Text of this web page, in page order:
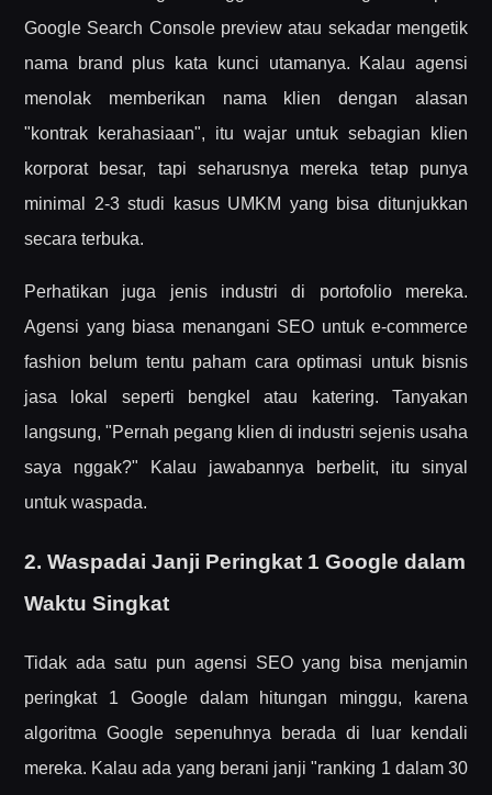
Google Search Console preview atau sekadar mengetik
nama brand plus kata kunci utamanya. Kalau agensi
menolak memberikan nama klien dengan alasan
"kontrak kerahasiaan", itu wajar untuk sebagian klien
korporat besar, tapi seharusnya mereka tetap punya
minimal 2-3 studi kasus UMKM yang bisa ditunjukkan
secara terbuka.
Perhatikan juga jenis industri di portofolio mereka.
Agensi yang biasa menangani SEO untuk e-commerce
fashion belum tentu paham cara optimasi untuk bisnis
jasa lokal seperti bengkel atau katering. Tanyakan
langsung, "Pernah pegang klien di industri sejenis usaha
saya nggak?" Kalau jawabannya berbelit, itu sinyal
untuk waspada.
2. Waspadai Janji Peringkat 1 Google dalam
Waktu Singkat
Tidak ada satu pun agensi SEO yang bisa menjamin
peringkat 1 Google dalam hitungan minggu, karena
algoritma Google sepenuhnya berada di luar kendali
mereka. Kalau ada yang berani janji "ranking 1 dalam 30